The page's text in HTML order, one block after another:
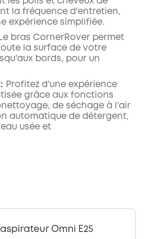
la fréquence d'entretien,
expérience simplifiée.
Le bras CornerRover permet
la surface de votre
bords, pour un
：Profitez d'une expérience
grâce aux fonctions
de séchage à l'air
automatique de détergent,
usée et
Omni E25